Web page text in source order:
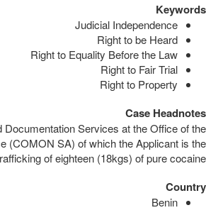
Keywords
Judicial Independence
Right to be Heard
Right to Equality Before the Law
Right to Fair Trial
Right to Property
Case Headnotes
Services at the Office of the
(COMON SA) of which the Applicant is the
of eighteen (18kgs) of pure cocaine.
Country
Benin